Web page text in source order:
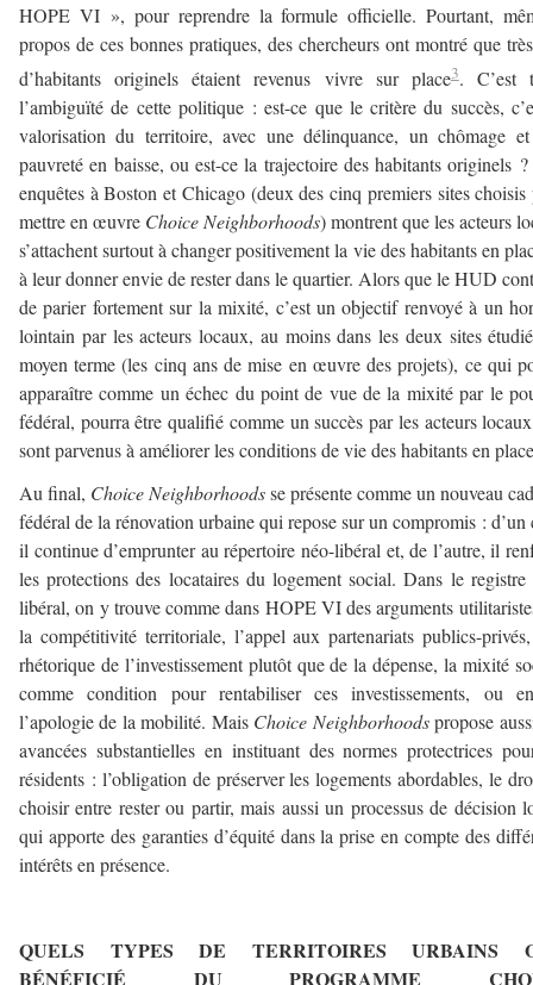
HOPE VI », pour reprendre la formule officielle. Pourtant,
propos de ces bonnes pratiques, des chercheurs ont montré que
d’habitants originels étaient revenus vivre sur place3. C’est
l’ambiguïté de cette politique : est-ce que le critère du succès,
valorisation du territoire, avec une délinquance, un chômage
pauvreté en baisse, ou est-ce la trajectoire des habitants originels
enquêtes à Boston et Chicago (deux des cinq premiers sites choisis
mettre en œuvre Choice Neighborhoods) montrent que les acteurs
s’attachent surtout à changer positivement la vie des habitants en
à leur donner envie de rester dans le quartier. Alors que le HUD
de parier fortement sur la mixité, c’est un objectif renvoyé à un
lointain par les acteurs locaux, au moins dans les deux sites
moyen terme (les cinq ans de mise en œuvre des projets), ce qui
apparaître comme un échec du point de vue de la mixité par le
fédéral, pourra être qualifié comme un succès par les acteurs locaux
sont parvenus à améliorer les conditions de vie des habitants en
Au final, Choice Neighborhoodsse présente comme un nouveau
fédéral de la rénovation urbaine qui repose sur un compromis : d’un
il continue d’emprunter au répertoire néo-libéral et, de l’autre, il
les protections des locataires du logement social. Dans le registre
libéral, on y trouve comme dans HOPE VI des arguments
la compétitivité territoriale, l’appel aux partenariats publics-
rhétorique de l’investissement plutôt que de la dépense, la mixité
comme condition pour rentabiliser ces investissements, ou
l’apologie de la mobilité. Mais Choice Neighborhoodspropose
avancées substantielles en instituant des normes protectrices
résidents : l’obligation de préserver les logements abordables, le
choisir entre rester ou partir, mais aussi un processus de décision
qui apporte des garanties d’équité dans la prise en compte des
intérêts en présence.
QUELS TYPES DE TERRITOIRES URBAINS
BÉNÉFICIÉ DU PROGRAMME